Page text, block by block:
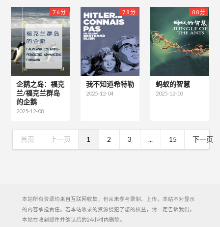
7.6 分
企鹅之岛：福克
兰/福克兰群岛
的企鹅
2025-12-08
7.8 分
我不知道希特勒
2025-12-04
8.8 分
蚂蚁的智慧
2025-12-03
首页 上一页 1 2 3 ... 15 下一页
本站所有资源均来自互联网收集，也从未参与录制、上传，本站不对显示
的内容承担责任。若本站收录的资源侵犯了您的权益，请一定告诉我们，
本站在收到邮件并确认后的24小时内删除。